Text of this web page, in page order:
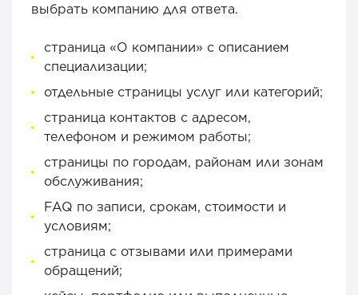
выбрать компанию для ответа.
страница «О компании» с описанием
специализации;
отдельные страницы услуг или категорий;
страница контактов с адресом,
телефоном и режимом работы;
страницы по городам, районам или зонам
обслуживания;
FAQ по записи, срокам, стоимости и
условиям;
страница с отзывами или примерами
обращений;